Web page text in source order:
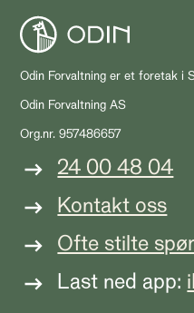
Odin Forvaltning er et foretak i
Odin Forvaltning AS
Org.nr. 957486657
24 00 48 04
Kontakt oss
Ofte stilte
Last ned app: